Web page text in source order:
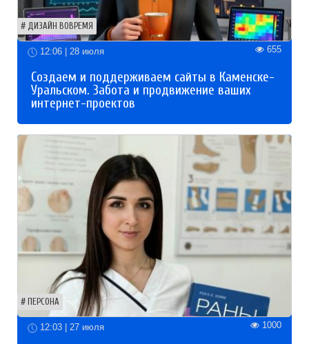
ДИЗАЙН ВОВРЕМЯ
12:06 | 28 июля 655
Создаем и поддерживаем сайты в Каменске-
Уральском. Забота и продвижение ваших
интернет-проектов
ПЕРСОНА
12:03 | 27 июля 1000